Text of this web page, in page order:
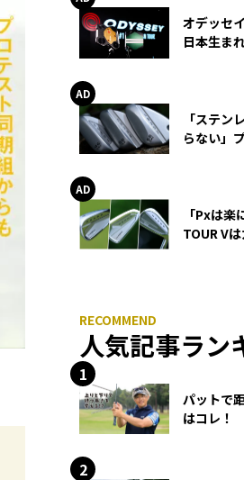
オデッセ
日本生ま
「ステン
らない」
「Pxは楽
TOUR V
人気記事ラン
パットで
はコレ！